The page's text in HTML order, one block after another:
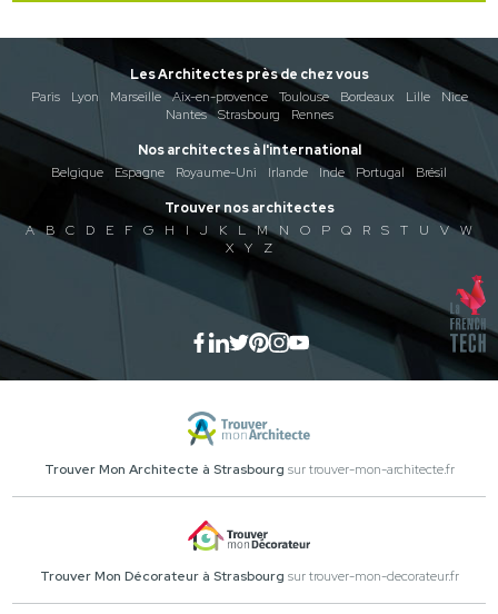
Les Architectes près de chez vous
Paris
Lyon Marseille Aix-en-provence Toulouse Bordeaux Lille
Nice
Nantes
Strasbourg
Rennes
Nos architectes à l'international
Belgique
Espagne Royaume-Uni Irlande Inde Portugal
Brésil
Trouver nos architectes
A
B C D E F G H I J K L M N O P Q R S T U V
W
X
Y Z
Trouver Mon Architecte à Strasbourg sur trouver-mon-architecte.fr
Trouver Mon Décorateur à Strasbourg sur trouver-mon-decorateur.fr